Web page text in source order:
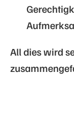
All dies wird